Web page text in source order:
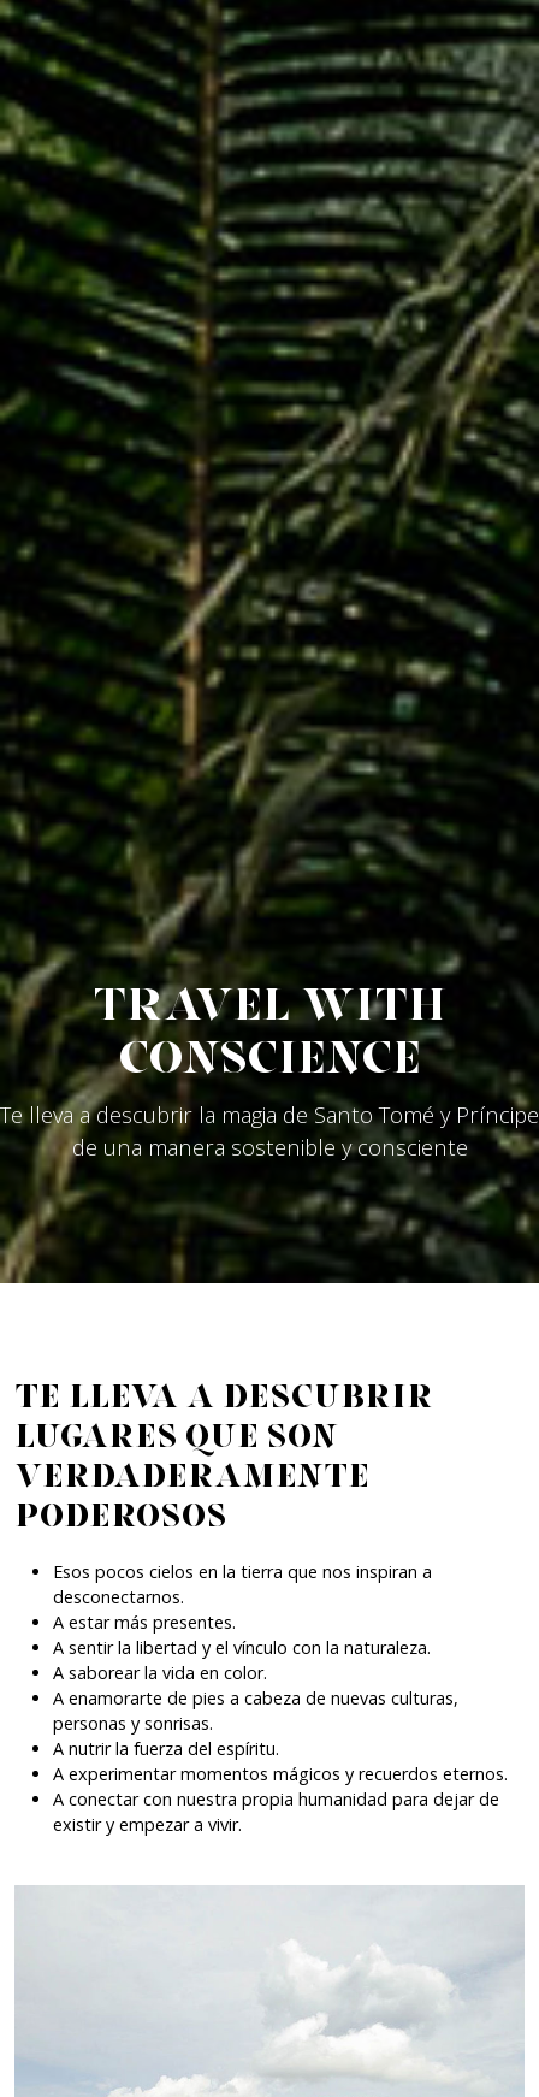
Travel with
conscience
Te lleva a descubrir la magia de Santo Tomé y Príncipe
de una manera sostenible y consciente
Te lleva a descubrir
lugares que son
verdaderamente
poderosos
Esos pocos cielos en la tierra que nos inspiran a
desconectarnos.
A estar más presentes.
A sentir la libertad y el vínculo con la naturaleza.
A saborear la vida en color.
A enamorarte de pies a cabeza de nuevas culturas,
personas y sonrisas.
A nutrir la fuerza del espíritu.
A experimentar momentos mágicos y recuerdos eternos.
A conectar con nuestra propia humanidad para dejar de
existir y empezar a vivir.